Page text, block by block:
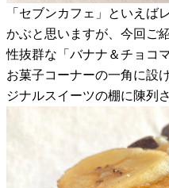
「セブンカフェ」といえば
かぶと思いますが、今回ご
性抜群な「バナナ＆チョコ
お菓子コーナーの一角に設
ジナルスイーツの棚に陳列